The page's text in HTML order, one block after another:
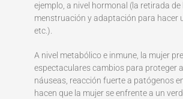
ejemplo, a nivel hormonal (la retirada de
menstruación y adaptación para hacer
etc.).
A nivel metabólico e inmune, la mujer
espectaculares cambios para proteger
náuseas, reacción fuerte a patógenos
hacen que la mujer se enfrente a un